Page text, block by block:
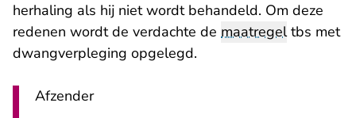
herhaling als hij niet wordt behandeld. Om deze
redenen wordt de verdachte de maatregeltbs met
dwangverpleging opgelegd.
Afzender